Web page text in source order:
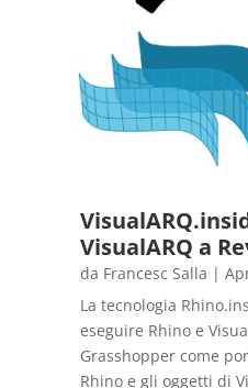
VisualARQ a
da Francesc Salla |
La tecnologia
eseguire Rhino e
Grasshopper come
Rhino e gli oggetti di